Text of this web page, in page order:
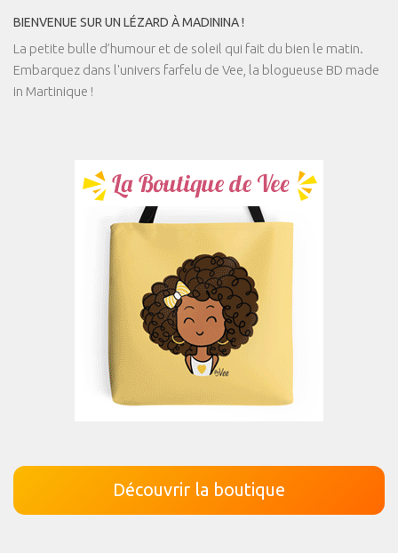
BIENVENUE SUR UN LÉZARD À MADININA !
La petite bulle d’humour et de soleil qui fait du bien le matin.
Embarquez dans l'univers farfelu de Vee, la blogueuse BD made
in Martinique !
Découvrir la boutique